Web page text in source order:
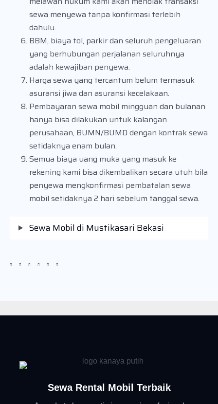
sewa menyewa tanpa konfirmasi terlebih
dahulu.
BBM, biaya tol, parkir dan seluruh pengeluaran
yang berhubungan perjalanan seluruhnya
adalah kewajiban penyewa.
Harga sewa yang tercantum belum termasuk
asuransi jiwa dan asuransi kecelakaan.
Pembayaran sewa mobil mingguan dan bulanan
hanya bisa dilakukan untuk kalangan
perusahaan, BUMN/BUMD dengan kontrak sewa
setidaknya enam bulan.
Semua biaya uang muka yang masuk ke
rekening kami bisa dikembalikan secara utuh bila
penyewa mengkonfirmasi pembatalan sewa
mobil setidaknya 2 hari sebelum tanggal sewa.
Sewa Mobil di Mustikasari Bekasi
Sewa Rental Mobil Terbaik